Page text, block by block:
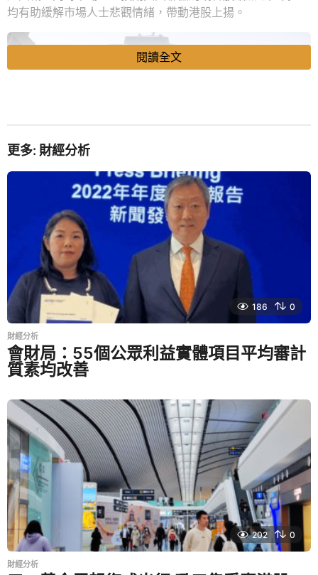
均有助緩解市場人士悲觀情緒，帶動港股上揚。
張憶東料港股本月出現冚倉式反彈
事實上港股經過連日弱勢後，已有分析師預期港股會在本月
出現大反彈。有冠軍分析師之稱的興業證券全球首席策略師
張憶東指出，由於港股沽空力量過於擁擠，一旦內地穩增長
政策短期超出預期，或出現沽空「踩踏」，港股在本月出現
冚倉式反彈。同時建議投資者可以順應內地新時代經濟發展
的大戰略，趨利避害。
既然今早大市已收復18000點關，投資者自然希望了解港股
是否已轉勢，以及在何時入市較適合。百惠證券策略師岑智
勇指明言，今早大市表現只屬反彈，因為日前困擾投資者的
外圍負面因素仍在。不過投資者可以在中共二十大開會前，
可以考慮博反彈，與會議舉行前市場或會進行粉飾窗櫥有
關。
閱讀全文
s
t
a
t
i
o
n
更多: 財經分析
186 0
財經分析
會財局：55個公眾利益實體項目平均審計
質素均改善
202 0
財經分析